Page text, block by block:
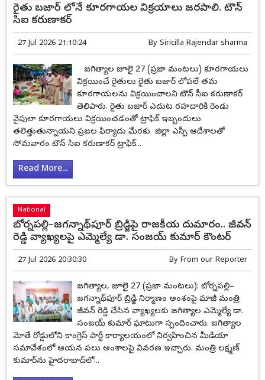
రైతు బజార్ లోనే కూరగాయల విక్రయాలు జరపాలి. టౌన్
సిఐ కరుణాకర్
27 Jul 2026 21:10:24 By Siricilla Rajendar sharma
జగిత్యాల జూలై 27 (ప్రజా మంటలు) కూరగాయలు
విక్రయించే రైతులు రైతు బజార్ లోపలే తమ
కూరగాయలను విక్రయించాలని టౌన్ సీఐ కరుణాకర్
తెలిపారు. రైతు బజార్ ఎదుట రహదారికి రెండు
వైపులా కూరగాయలు విక్రయించడంతో ట్రాఫిక్ ఇబ్బందులు
తలెత్తుతున్నాయని ప్రజల ఫిర్యాదు మేరకు జిల్లా ఎస్పీ ఆదేశాలతో
సోమవారం టౌన్ సిఐ కరుణాకర్ ట్రాఫిక్...
Read More...
National
బోర్నపల్లి–జగన్నాథ్‌పూర్ బ్రిడ్జిపై రాజకీయ దుమారం.. జీవన్
రెడ్డి వ్యాఖ్యలపై ఎమ్మెల్యే డా. సంజయ్ కుమార్ కౌంటర్
27 Jul 2026 20:30:30 By From our Reporter
జగిత్యాల, జూలై 27 (ప్రజా మంటలు): బోర్నపల్లి–
జగన్నాథ్‌పూర్ బ్రిడ్జి నిర్మాణం అంశంపై మాజీ మంత్రి
జీవన్ రెడ్డి చేసిన వ్యాఖ్యలకు జగిత్యాల ఎమ్మెల్యే డా.
సంజయ్ కుమార్ ఘాటుగా స్పందించారు. జగిత్యాల
మోతే రోడ్డులోని కాంగ్రెస్ పార్టీ కార్యాలయంలో నిర్వహించిన మీడియా
సమావేశంలో ఆయన పలు అంశాలపై వివరణ ఇచ్చారు. మంత్రి లక్ష్మణ్
కుమార్‌ను హైదరాబాద్‌లో...